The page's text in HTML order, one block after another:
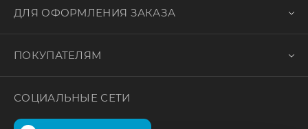
ДЛЯ ОФОРМЛЕНИЯ ЗАКАЗА
ПОКУПАТЕЛЯМ
СОЦИАЛЬНЫЕ СЕТИ